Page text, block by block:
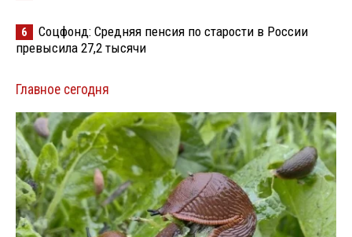
6
Соцфонд: Средняя пенсия по старости в России
превысила 27,2 тысячи
Главное сегодня